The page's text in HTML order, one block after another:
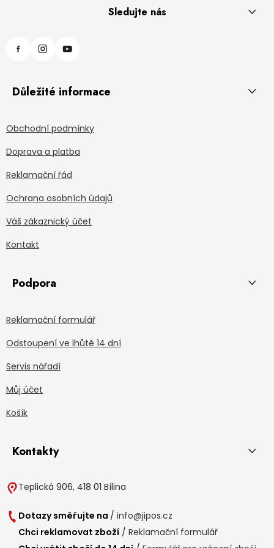
Sledujte nás
Důležité informace
Obchodní podmínky
Doprava a platba
Reklamační řád
Ochrana osobních údajů
Váš zákaznický účet
Kontakt
Podpora
Reklamační formulář
Odstoupení ve lhůtě 14 dní
Servis nářadí
Můj účet
Košík
Kontakty
Teplická 906, 418 01 Bílina
Dotazy směřujte na / info@jipos.cz
Chci reklamovat zboží / Reklamační formulář